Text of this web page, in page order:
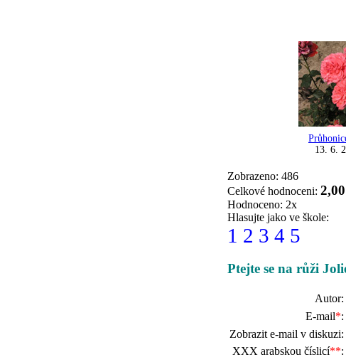
13. 6.
Zobrazeno: 486
Celkové hodnoceni: 2,00
Hodnoceno: 2x
Hlasujte jako ve škole:
1 2 3 4 5
Ptejte se na růži
Autor:
E-mail*:
Zobrazit e-mail v diskuzi:
XXX arabskou číslicí**: